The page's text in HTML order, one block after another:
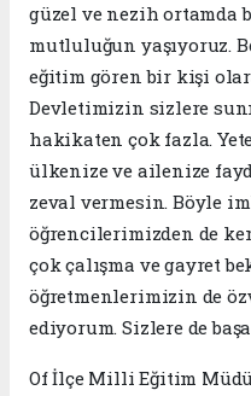
güzel ve nezih ortamda
mutluluğun yaşıyoruz.
eğitim gören bir kişi
Devletimizin sizlere
hakikaten çok fazla.
ülkenize ve ailenize
zeval vermesin. Böyle
öğrencilerimizden de
çok çalışma ve gayret
öğretmenlerimizin de
ediyorum. Sizlere de
Of İlçe Milli Eğitim